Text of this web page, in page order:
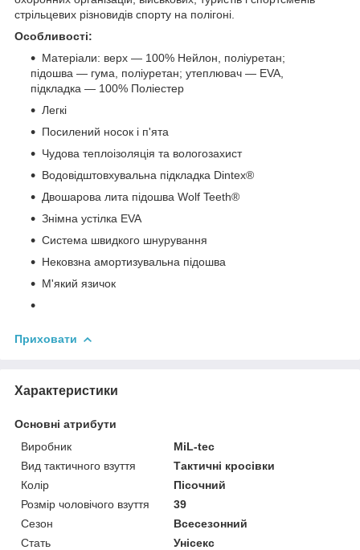
стрільцевих різновидів спорту на полігоні.
Особливості:
Матеріали: верх — 100% Нейлон, поліуретан;
підошва — гума, поліуретан; утеплювач — EVA,
підкладка — 100% Поліестер
Легкі
Посилений носок і п'ята
Чудова теплоізоляція та вологозахист
Водовідштовхувальна підкладка Dintex®
Двошарова лита підошва Wolf Teeth®
Знімна устілка EVA
Система швидкого шнурування
Нековзна амортизувальна підошва
М'який язичок
Приховати
Характеристики
Основні атрибути
Виробник
MiL-tec
Вид тактичного взуття
Тактичні кросівки
Колір
Пісочний
Розмір чоловічого взуття
39
Сезон
Всесезонний
Стать
Унісекс